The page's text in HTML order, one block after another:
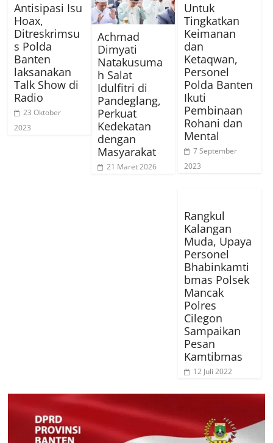
Antisipasi Isu
Hoax,
Ditreskrimsu
s Polda
Banten
laksanakan
Talk Show di
Radio
23 Oktober
2023
Achmad
Dimyati
Natakusuma
h Salat
Idulfitri di
Pandeglang,
Perkuat
Kedekatan
dengan
Masyarakat
21 Maret 2026
Untuk
Tingkatkan
Keimanan
dan
Ketaqwan,
Personel
Polda Banten
Ikuti
Pembinaan
Rohani dan
Mental
7 September
2023
Rangkul
Kalangan
Muda, Upaya
Personel
Bhabinkamti
bmas Polsek
Mancak
Polres
Cilegon
Sampaikan
Pesan
Kamtibmas
12 Juli 2022